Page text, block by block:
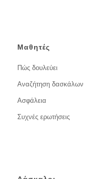
Μαθητές
Πώς δουλεύει
Αναζήτηση δασκάλων
Ασφάλεια
Συχνές ερωτήσεις